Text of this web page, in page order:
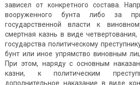
зависел от конкретного состава.
вооруженного бунта либо за
государственной власти к
смертная казнь в виде
государства политическому
бунт или иное упрямство виновным
При этом, наряду с основным
казни, к политическим
дополнительное наказание в виде